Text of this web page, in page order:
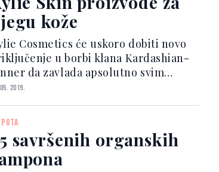
kože
Cosmetics će uskoro dobiti novo
u borbi klana Kardashian-
da zavlada apsolutno svim
koje možemo zamisliti. Kylie
koje je odlučila lansirati Kylie
a čije...
2019.
savršenih organskih